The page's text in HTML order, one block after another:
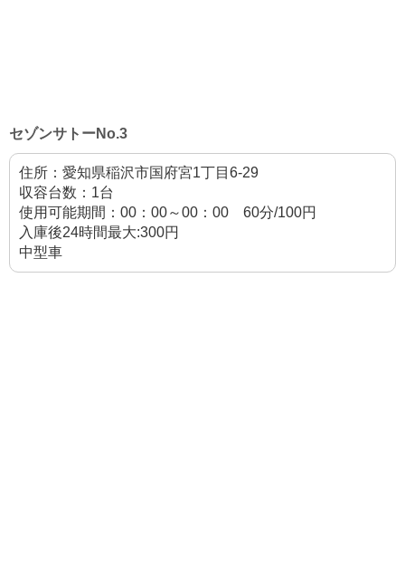
セゾンサトーNo.3
住所：愛知県稲沢市国府宮1丁目6-29
収容台数：1台
使用可能期間：00：00～00：00 60分/100円
入庫後24時間最大:300円
中型車